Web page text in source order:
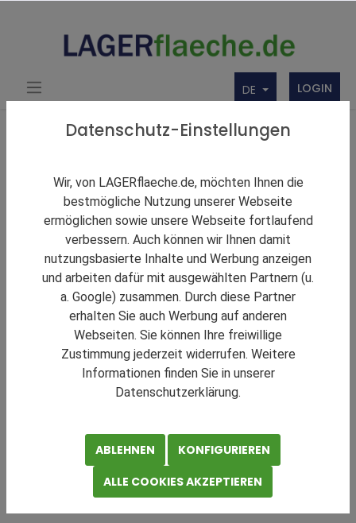
DE LOGIN
Zurück zu den Ergebnissen
Kontraktlogistik in 68128 Village-Neuf 10.500 m²
KONTRAKTLOGISTIK
Datenschutz-Einstellungen
Wir, von LAGERflaeche.de, möchten Ihnen die
bestmögliche Nutzung unserer Webseite
ermöglichen sowie unsere Webseite fortlaufend
verbessern. Auch können wir Ihnen damit
nutzungsbasierte Inhalte und Werbung anzeigen
und arbeiten dafür mit ausgewählten Partnern (u.
a. Google) zusammen. Durch diese Partner
erhalten Sie auch Werbung auf anderen
Webseiten. Sie können Ihre freiwillige
Zustimmung jederzeit widerrufen. Weitere
Informationen finden Sie in unserer
Datenschutzerklärung.
ABLEHNEN
KONFIGURIEREN
ALLE COOKIES AKZEPTIEREN